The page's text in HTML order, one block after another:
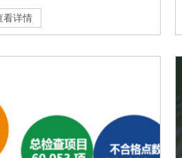
设施进行维护保养，并保留维护
防技术服务机构对建筑消防 设施
应有的作 用，减少或避免···
看详情